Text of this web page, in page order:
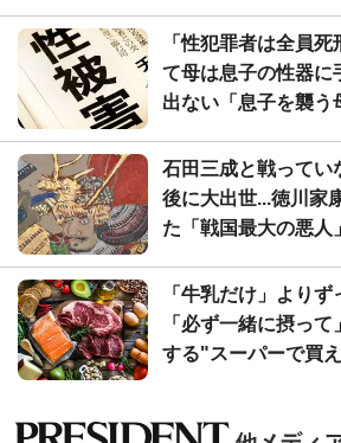
「性犯罪者は全員
て母は息子の性器に
出ない「息子を襲う
石田三成と戦ってい
後に大出世...徳川家
た「戦国最大の悪人」
「牛乳だけ」より
「必ず一緒に摂っ
する"スーパーで買